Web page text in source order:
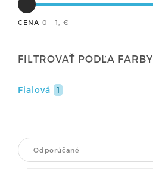
CENA 0 - 1 ,-€
FILTROVAŤ PODĽA FARBY
Fialová 1
Odporúčané